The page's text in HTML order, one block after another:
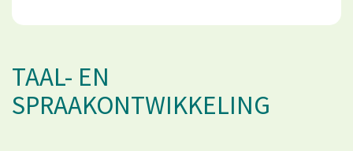
TAAL- EN
SPRAAKONTWIKKELING